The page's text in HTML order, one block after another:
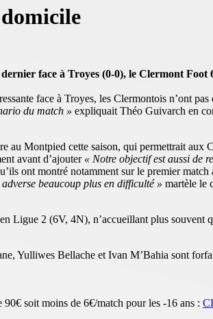
face à Troyes (0-0), le Clermont Foot
face à Troyes, les Clermontois n’ont
du match » expliquait Théo Guivarch en
au Montpied cette saison, qui permettrait aux
avant d’ajouter « Notre objectif est aussi de
ont montré notamment sur le premier
beaucoup plus en difficulté » martèle le
Ligue 2 (6V, 4N), n’accueillant plus souvent
Yulliwes Bellache et Ivan M’Bahia sont
soit moins de 6€/match pour les -16 ans :